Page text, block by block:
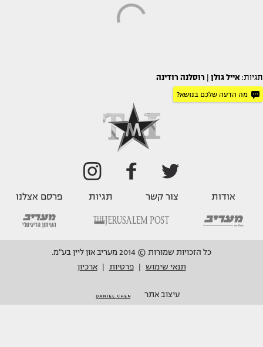
תגיות: אייל גולן רוסלנה רודינה
מה הדעה שלכם בנושא?
אודות צור קשר תגיות פרסם אצלנו
כל הזכויות שמורות © 2014 מעריב און ליין בע"מ.
תנאי שימוש
פרטיות ארכיון
עיצוב אתר